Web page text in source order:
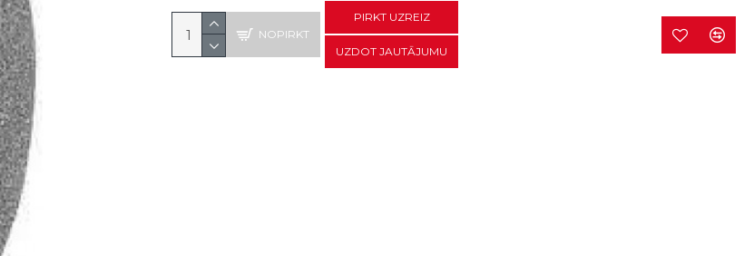
NOPIRKT
PIRKT UZREIZ
UZDOT JAUTĀJUMU